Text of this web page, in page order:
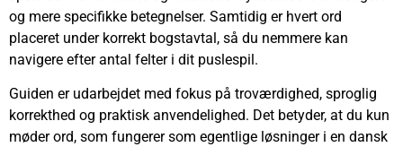
og mere specifikke betegnelser. Samtidig er hvert ord
placeret under korrekt bogstavtal, så du nemmere kan
navigere efter antal felter i dit puslespil.
Guiden er udarbejdet med fokus på troværdighed, sproglig
korrekthed og praktisk anvendelighed. Det betyder, at du kun
møder ord, som fungerer som egentlige løsninger i en dansk